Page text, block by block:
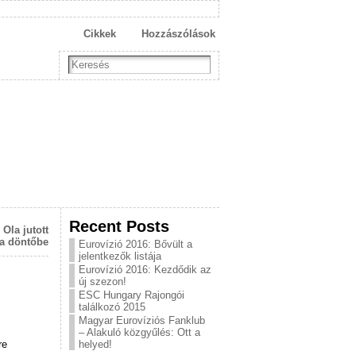
Hozzászólások
Cikkek
Ola jutott
döntőbe
Recent Posts
Eurovízió 2016: Bővült a
jelentkezők listája
Eurovízió 2016: Kezdődik az
új szezon!
ESC Hungary Rajongói
találkozó 2015
Magyar Eurovíziós Fanklub
– Alakuló közgyűlés: Ott a
helyed!